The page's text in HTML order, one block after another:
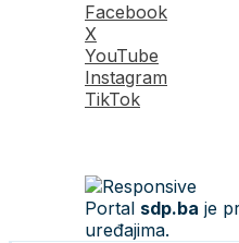
Facebook
X
YouTube
Instagram
TikTok
Portal sdp.ba je
uređajima.